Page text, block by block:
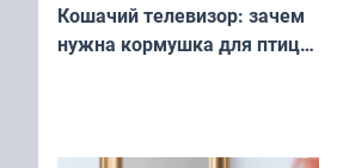
Кошачий телевизор: зачем
нужна кормушка для птиц